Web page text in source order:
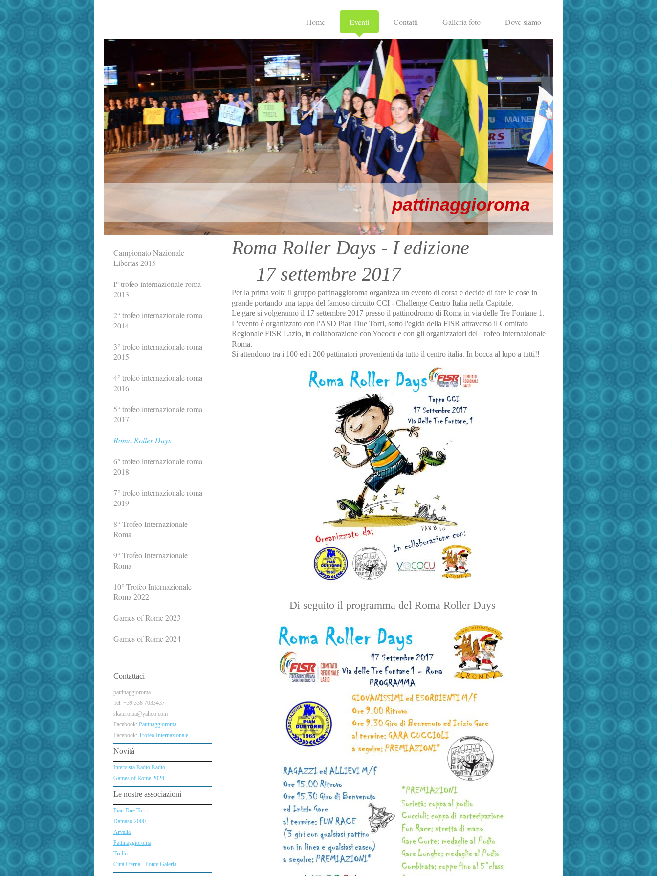
Home Eventi Contatti Galleria foto Dove siamo
pattinaggioroma
Roma Roller Days - I edizione
17 settembre 2017
Per la prima volta il gruppo pattinaggioroma organizza un evento di corsa e decide di fare le cose in
grande portando una tappa del famoso circuito CCI - Challenge Centro Italia nella Capitale.
Le gare si volgeranno il 17 settembre 2017 presso il pattinodromo di Roma in via delle Tre Fontane 1.
L'evento è organizzato con l'ASD Pian Due Torri, sotto l'egida della FISR attraverso il Comitato
Regionale FISR Lazio, in collaborazione con Yococu e con gli organizzatori del Trofeo Internazionale
Roma.
Si attendono tra i 100 ed i 200 pattinatori provenienti da tutto il centro italia. In bocca al lupo a tutti!!
Di seguito il programma del Roma Roller Days
Campionato Nazionale
Libertas 2015
I° trofeo internazionale roma
2013
2° trofeo internazionale roma
2014
3° trofeo internazionale roma
2015
4° trofeo internazionale roma
2016
5° trofeo internazionale roma
2017
Roma Roller Days
6° trofeo internazionale roma
2018
7° trofeo internazionale roma
2019
8° Trofeo Internazionale
Roma
9° Trofeo Internazionale
Roma
10° Trofeo Internazionale
Roma 2022
Games of Rome 2023
Games of Rome 2024
Contattaci
pattinaggioroma
Tel. +39 338 7033437
skateroma@yahoo.com
Facebook: Pattinaggioroma
Facebook: Trofeo Internazionale
Novità
Intervista Radio Radio
Games of Rome 2024
Le nostre associazioni
Pian Due Torri
Damaso 2000
Arvalia
Pattinaggioroma
Trullo
Città Eterna - Ponte Galeria